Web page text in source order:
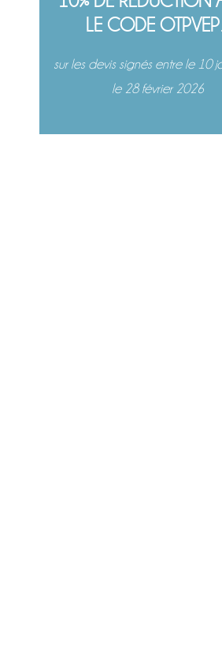
LE CODE
sur les devis signés entre le 10
le 28 février 2026